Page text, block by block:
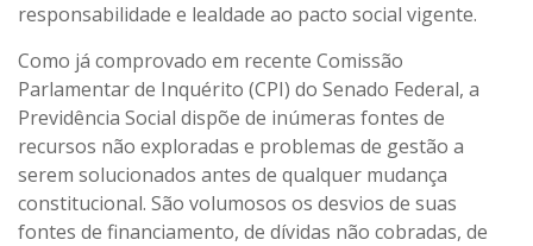
responsabilidade e lealdade ao pacto social vigente.
Como já comprovado em recente Comissão
Parlamentar de Inquérito (CPI) do Senado Federal, a
Previdência Social dispõe de inúmeras fontes de
recursos não exploradas e problemas de gestão a
serem solucionados antes de qualquer mudança
constitucional. São volumosos os desvios de suas
fontes de financiamento, de dívidas não cobradas, de